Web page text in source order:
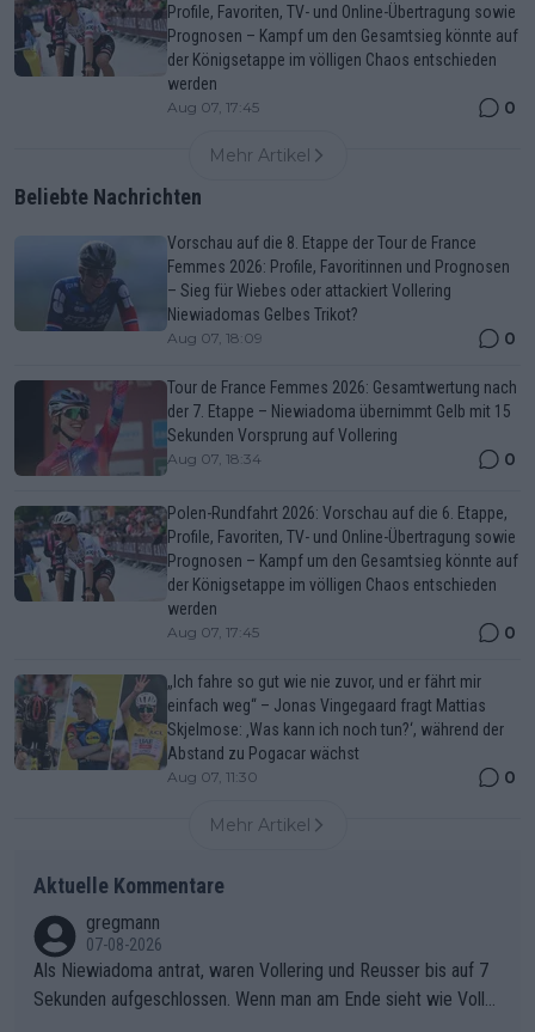
Profile, Favoriten, TV- und Online-Übertragung sowie
Prognosen – Kampf um den Gesamtsieg könnte auf
der Königsetappe im völligen Chaos entschieden
werden
Aug 07, 17:45 0
Mehr Artikel
Beliebte Nachrichten
Vorschau auf die 8. Etappe der Tour de France
Femmes 2026: Profile, Favoritinnen und Prognosen
– Sieg für Wiebes oder attackiert Vollering
Niewiadomas Gelbes Trikot?
Aug 07, 18:09 0
Tour de France Femmes 2026: Gesamtwertung nach
der 7. Etappe – Niewiadoma übernimmt Gelb mit 15
Sekunden Vorsprung auf Vollering
Aug 07, 18:34 0
Polen-Rundfahrt 2026: Vorschau auf die 6. Etappe,
Profile, Favoriten, TV- und Online-Übertragung sowie
Prognosen – Kampf um den Gesamtsieg könnte auf
der Königsetappe im völligen Chaos entschieden
werden
Aug 07, 17:45 0
„Ich fahre so gut wie nie zuvor, und er fährt mir
einfach weg“ – Jonas Vingegaard fragt Mattias
Skjelmose: ‚Was kann ich noch tun?‘, während der
Abstand zu Pogacar wächst
Aug 07, 11:30 0
Mehr Artikel
Aktuelle Kommentare
gregmann
07-08-2026
Als Niewiadoma antrat, waren Vollering und Reusser bis auf 7
Sekunden aufgeschlossen. Wenn man am Ende sieht wie Voller